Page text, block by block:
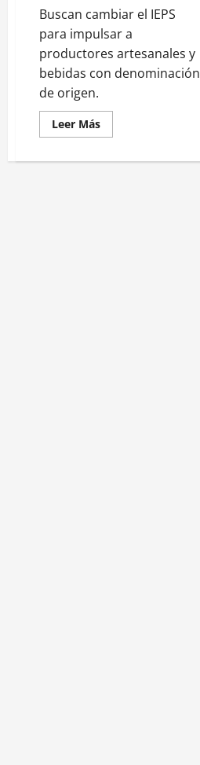
Buscan cambiar el IEPS
para impulsar a
productores artesanales y
bebidas con denominación
de origen.
Leer MásLeer
más
IEPS